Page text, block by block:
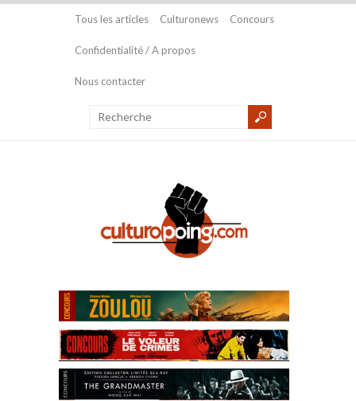
Tous les articles Culturonews Concours
Confidentialité / A propos
Nous contacter